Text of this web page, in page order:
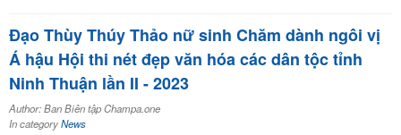
Đạo Thùy Thúy Thảo nữ sinh Chăm dành ngôi vị
Á hậu Hội thi nét đẹp văn hóa các dân tộc tỉnh
Ninh Thuận lần II - 2023
Author: Ban Biên tập Champa.one
In categoryNews